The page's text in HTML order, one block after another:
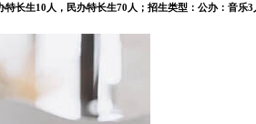
长生10人，民办特长生70人；招生类型：公办：音乐